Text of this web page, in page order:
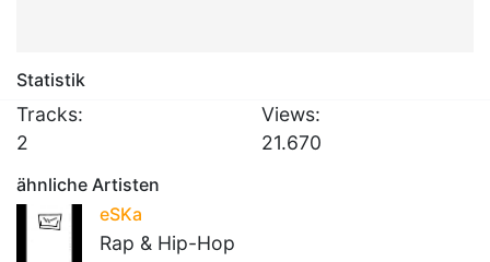
Statistik
Tracks:
2
Views:
21.670
ähnliche Artisten
eSKa
Rap & Hip-Hop